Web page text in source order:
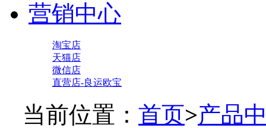
营销中心
淘宝店
天猫店
微信店
直营店-良运欧宝
当前位置： 首页>产品